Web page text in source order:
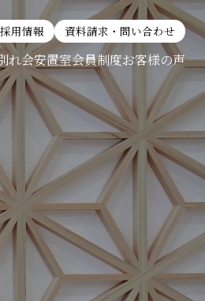
全て見る
全て見る
れ会安置室会員制度お客様の声
採用情報 資料請求・問い合わせ